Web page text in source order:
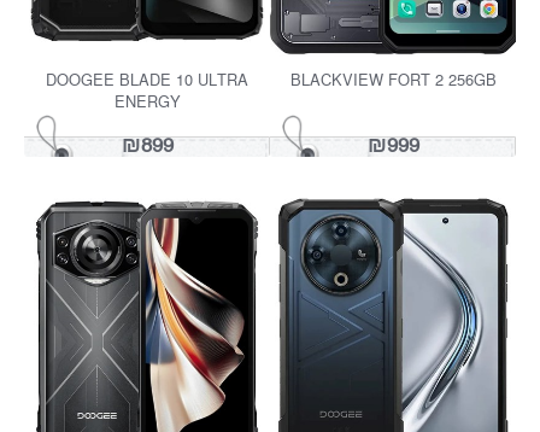
₪799